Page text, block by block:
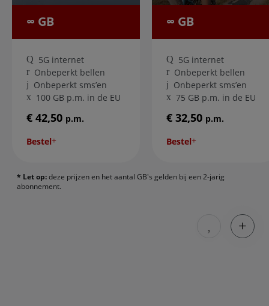
∞ GB
5G internet
Onbeperkt bellen
Onbeperkt sms’en
100 GB p.m. in de EU
€ 42,50 p.m.
Bestel
∞ GB
5G internet
Onbeperkt bellen
Onbeperkt sms’en
75 GB p.m. in de EU
€ 32,50 p.m.
Bestel
* Let op:deze prijzen en het aantal GB's gelden bij een 2-jarig
abonnement.